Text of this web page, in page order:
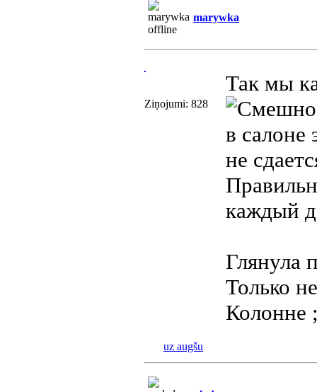
marywka
Ziņojumi: 828
Так мы
в салоне
не
каждый
Глянула
Только
Колонне
uz augšu